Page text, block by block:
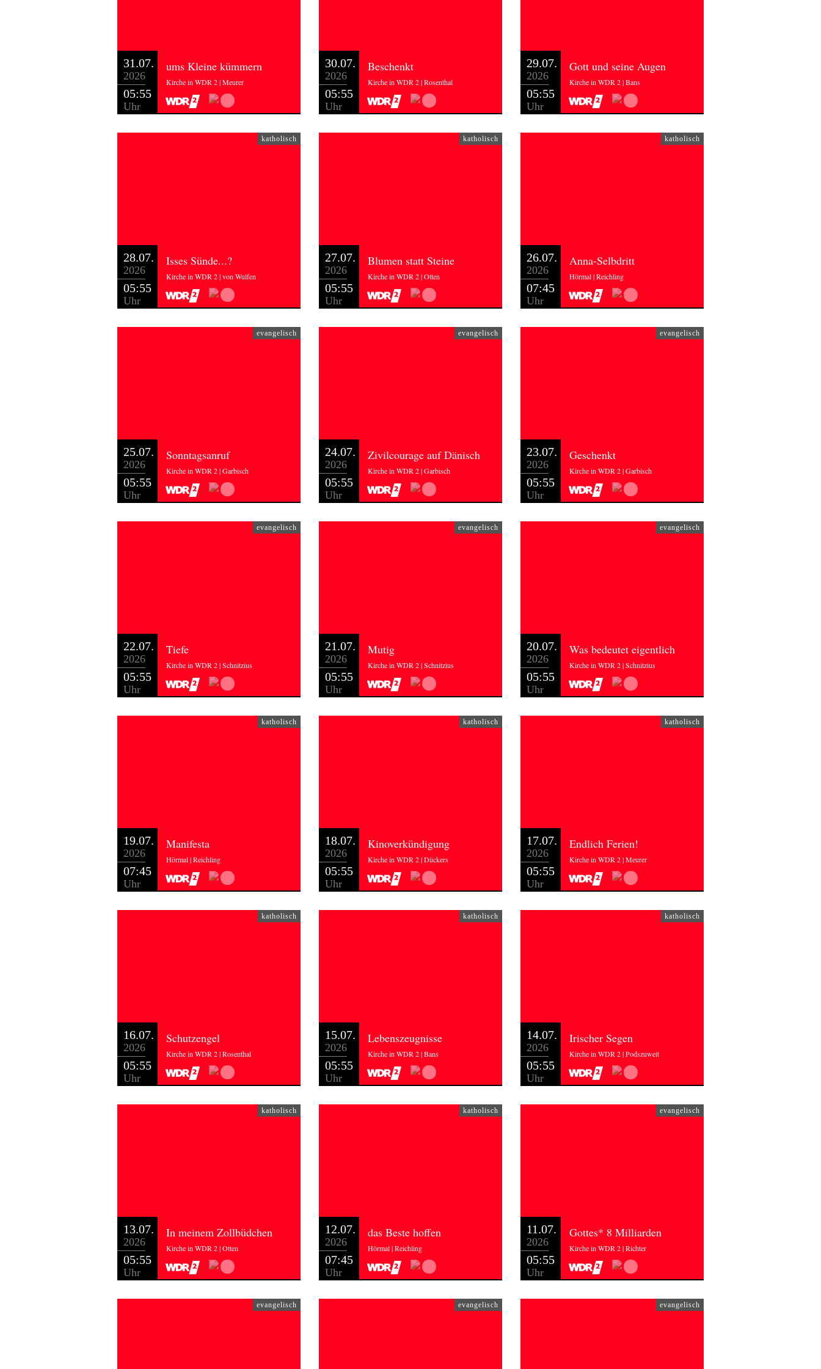
31.07.
2026
05:55
Uhr
ums Kleine kümmern
Kirche in WDR 2 | Meurer
30.07.
2026
05:55
Uhr
Beschenkt
Kirche in WDR 2 | Rosenthal
29.07.
2026
05:55
Uhr
Gott und seine Augen
Kirche in WDR 2 | Bans
katholisch
28.07.
2026
05:55
Uhr
Isses Sünde...?
Kirche in WDR 2 | von Wulfen
katholisch
27.07.
2026
05:55
Uhr
Blumen statt Steine
Kirche in WDR 2 | Otten
katholisch
26.07.
2026
07:45
Uhr
Anna-Selbdritt
Hörmal | Reichling
evangelisch
25.07.
2026
05:55
Uhr
Sonntagsanruf
Kirche in WDR 2 | Garbisch
evangelisch
24.07.
2026
05:55
Uhr
Zivilcourage auf Dänisch
Kirche in WDR 2 | Garbisch
evangelisch
23.07.
2026
05:55
Uhr
Geschenkt
Kirche in WDR 2 | Garbisch
evangelisch
22.07.
2026
05:55
Uhr
Tiefe
Kirche in WDR 2 | Schnitzius
evangelisch
21.07.
2026
05:55
Uhr
Mutig
Kirche in WDR 2 | Schnitzius
evangelisch
20.07.
2026
05:55
Uhr
Was bedeutet eigentlich
Kirche in WDR 2 | Schnitzius
katholisch
19.07.
2026
07:45
Uhr
Manifesta
Hörmal | Reichling
katholisch
18.07.
2026
05:55
Uhr
Kinoverkündigung
Kirche in WDR 2 | Dückers
katholisch
17.07.
2026
05:55
Uhr
Endlich Ferien!
Kirche in WDR 2 | Meurer
katholisch
16.07.
2026
05:55
Uhr
Schutzengel
Kirche in WDR 2 | Rosenthal
katholisch
15.07.
2026
05:55
Uhr
Lebenszeugnisse
Kirche in WDR 2 | Bans
katholisch
14.07.
2026
05:55
Uhr
Irischer Segen
Kirche in WDR 2 | Podszuweit
katholisch
13.07.
2026
05:55
Uhr
In meinem Zollbüdchen
Kirche in WDR 2 | Otten
katholisch
12.07.
2026
07:45
Uhr
das Beste hoffen
Hörmal | Reichling
evangelisch
11.07.
2026
05:55
Uhr
Gottes* 8 Milliarden
Kirche in WDR 2 | Richter
evangelisch evangelisch evangelisch